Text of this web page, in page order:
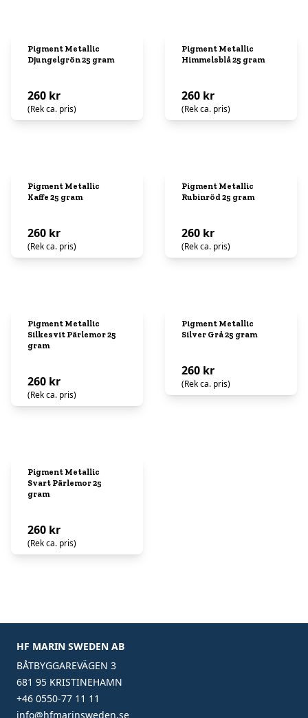
Pigment Metallic
Djungelgrön 25 gram
260 kr
(Rek ca. pris)
Pigment Metallic
Himmelsblå 25 gram
260 kr
(Rek ca. pris)
Pigment Metallic
Kaffe 25 gram
260 kr
(Rek ca. pris)
Pigment Metallic
Rubinröd 25 gram
260 kr
(Rek ca. pris)
Pigment Metallic
Silkesvit Pärlemor 25
gram
260 kr
(Rek ca. pris)
Pigment Metallic
Silver Grå 25 gram
260 kr
(Rek ca. pris)
Pigment Metallic
Svart Pärlemor 25
gram
260 kr
(Rek ca. pris)
HF MARIN SWEDEN AB
BÅTBYGGAREVÄGEN 3
681 95 KRISTINEHAMN
+46 0550-77 11 11
info@hfmarinsweden.se